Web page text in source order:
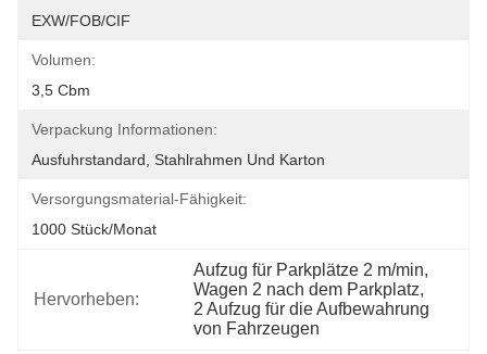
EXW/FOB/CIF
Volumen:
3,5 Cbm
Verpackung Informationen:
Ausfuhrstandard, Stahlrahmen Und Karton
Versorgungsmaterial-Fähigkeit:
1000 Stück/Monat
Hervorheben:
Aufzug für Parkplätze 2 m/min,
Wagen 2 nach dem Parkplatz,
2 Aufzug für die Aufbewahrung
von Fahrzeugen